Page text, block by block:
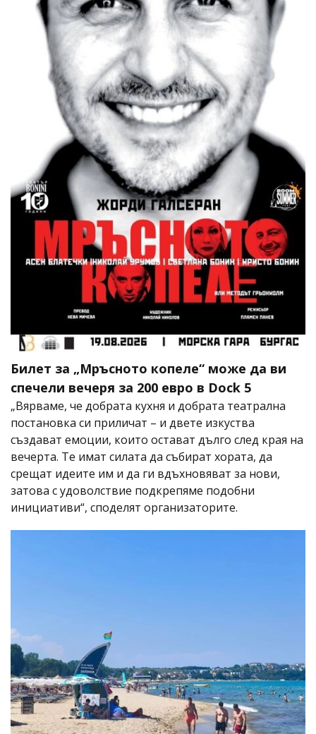
Билет за „Мръсното копеле“ може да ви
спечели вечеря за 200 евро в Dock 5
„Вярваме, че добрата кухня и добрата театрална
постановка си приличат – и двете изкуства
създават емоции, които остават дълго след края на
вечерта. Те имат силата да събират хората, да
срещат идеите им и да ги вдъхновяват за нови,
затова с удоволствие подкрепяме подобни
инициативи“, споделят организаторите.